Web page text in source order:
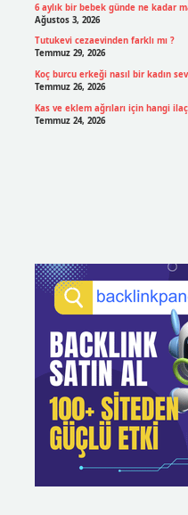
6 aylık bir bebek günde ne kadar
Ağustos 3, 2026
Tutukevi cezaevinden farklı mı ?
Temmuz 29, 2026
Koç burcu erkeği nasıl bir kadın
Temmuz 26, 2026
Kas ve eklem ağrıları için hangi
Temmuz 24, 2026